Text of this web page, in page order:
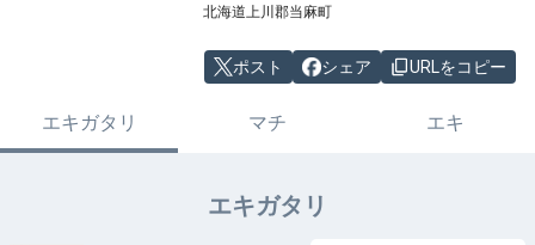
北海道上川郡当麻町
ポスト シェア URLをコピー
エキガタリ マチ エキ
エキガタリ